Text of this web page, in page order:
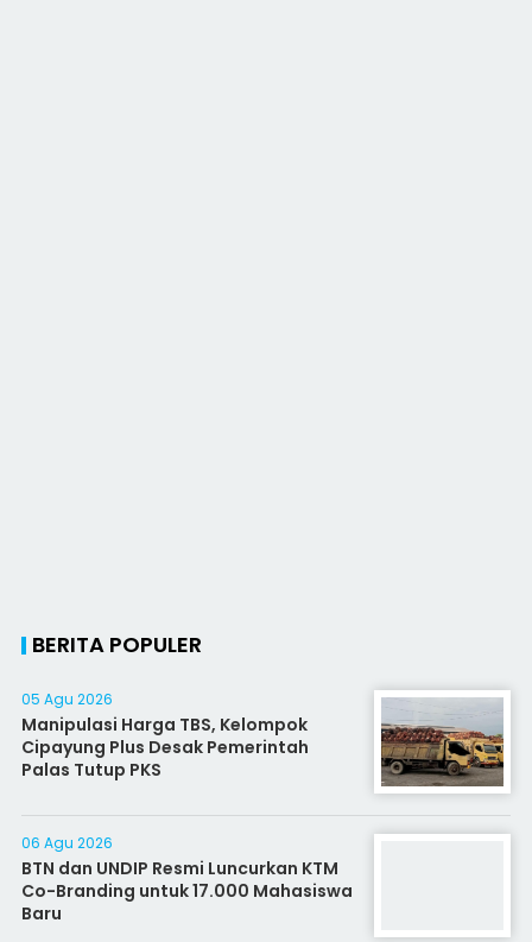
BERITA POPULER
05 Agu 2026
Manipulasi Harga TBS, Kelompok
Cipayung Plus Desak Pemerintah
Palas Tutup PKS
06 Agu 2026
BTN dan UNDIP Resmi Luncurkan KTM
Co-Branding untuk 17.000 Mahasiswa
Baru